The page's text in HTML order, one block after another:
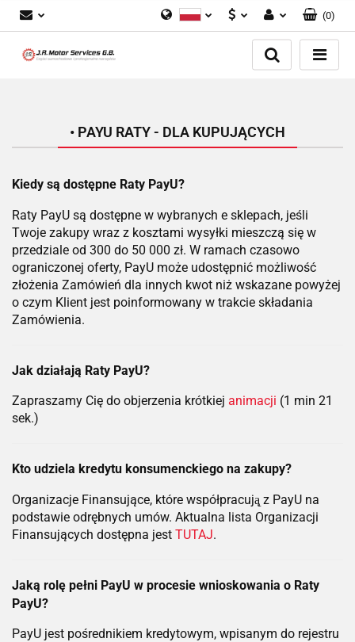
Zaloguj się
(0)
• PAYU RATY - DLA KUPUJĄCYCH
Kiedy są dostępne Raty PayU?
Raty PayU są dostępne w wybranych e sklepach, jeśli
Twoje zakupy wraz z kosztami wysyłki mieszczą się w
przedziale od 300 do 50 000 zł. W ramach czasowo
ograniczonej oferty, PayU może udostępnić możliwość
złożenia Zamówień dla innych kwot niż wskazane powyżej
o czym Klient jest poinformowany w trakcie składania
Zamówienia.
Jak działają Raty PayU?
Zapraszamy Cię do objerzenia krótkiej animacji (1 min 21
sek.)
Kto udziela kredytu konsumenckiego na zakupy?
Organizacje Finansujące, które współpracują̨ z PayU na
podstawie odrębnych umów. Aktualna lista Organizacji
Finansujących dostępna jest TUTAJ.
Jaką rolę pełni PayU w procesie wnioskowania o Raty
PayU?
PayU jest pośrednikiem kredytowym, wpisanym do rejestru